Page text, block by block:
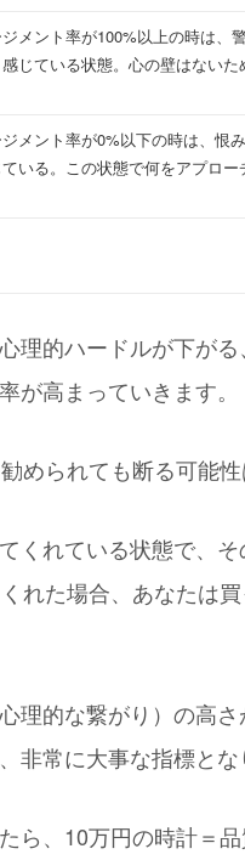
メント率が100%以上の時は、
じている状態。心の壁はない
メント率が0%以下の時は、恨
いる。この状態で何をアプロ
理的ハードルが下が
が高まっていきます。
められても断る可能性
くれている状態で、
れた場合、あなたは
理的な繋がり）の高
常に大事な指標とな
ら、10万円の時計＝